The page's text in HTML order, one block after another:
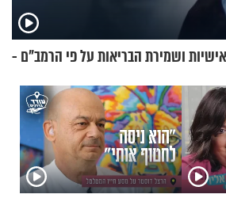
ושמירת הבריאות על פי הרמב"ם -